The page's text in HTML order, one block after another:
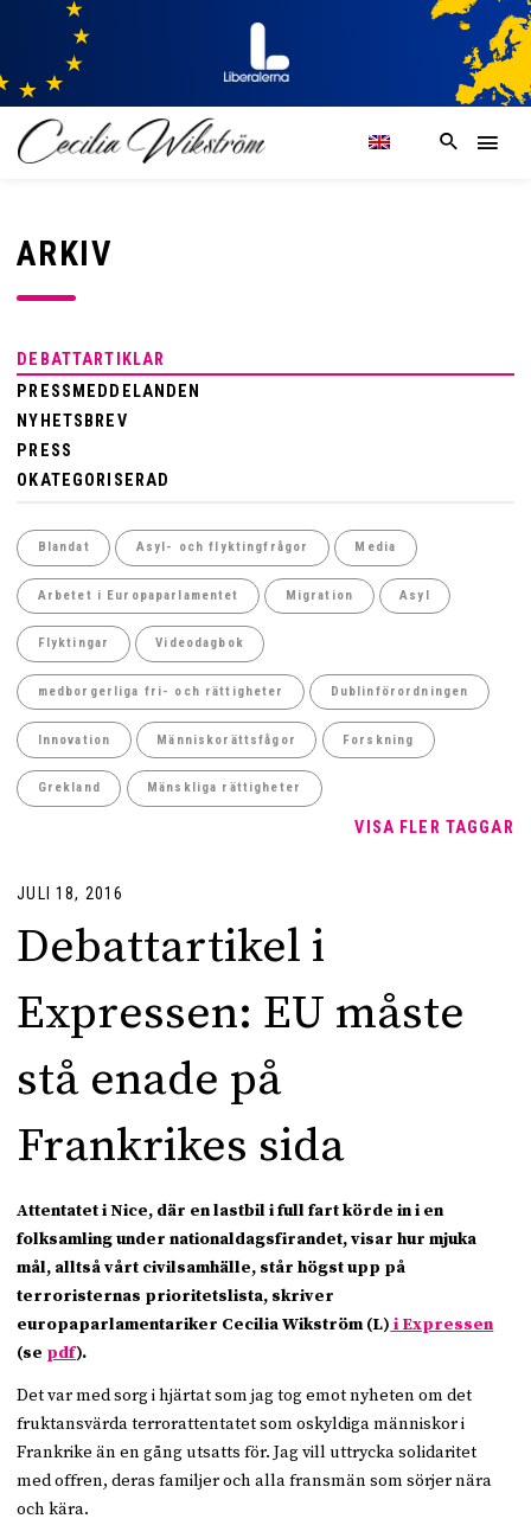
ARKIV
DEBATTARTIKLAR
PRESSMEDDELANDEN
NYHETSBREV
PRESS
OKATEGORISERAD
Blandat Asyl- och flyktingfrågor Media
Arbetet i Europaparlamentet Migration Asyl
Flyktingar Videodagbok
medborgerliga fri- och rättigheter Dublinförordningen
Innovation Människorättsfågor Forskning
Grekland Mänskliga rättigheter
VISA FLER TAGGAR
JULI 18, 2016
Debattartikel i
Expressen: EU måste
stå enade på
Frankrikes sida
Attentatet i Nice, där en lastbil i full fart körde in i en
folksamling under nationaldagsfirandet, visar hur mjuka
mål, alltså vårt civilsamhälle, står högst upp på
terroristernas prioritetslista, skriver
europaparlamentariker Cecilia Wikström (L) i Expressen
(se pdf).
Det var med sorg i hjärtat som jag tog emot nyheten om det
fruktansvärda terrorattentatet som oskyldiga människor i
Frankrike än en gång utsatts för. Jag vill uttrycka solidaritet
med offren, deras familjer och alla fransmän som sörjer nära
och kära.